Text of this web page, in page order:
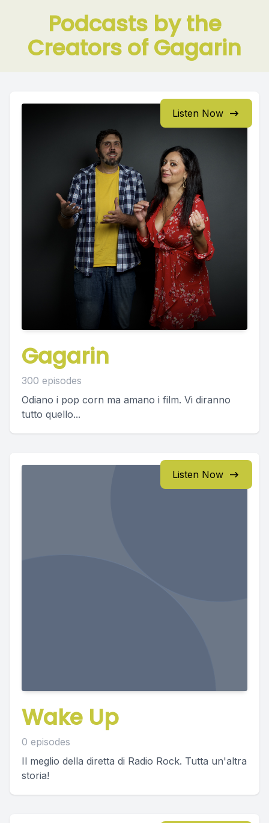
Podcasts by the
Creators of Gagarin
Listen Now
Gagarin
300 episodes
Odiano i pop corn ma amano i film. Vi diranno
tutto quello...
Listen Now
Wake Up
0 episodes
Il meglio della diretta di Radio Rock. Tutta un'altra
storia!